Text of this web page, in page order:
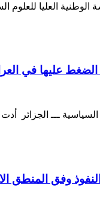
العليا للعلوم
الضغط عليها في
السياسية ـــ
وفق المنطق